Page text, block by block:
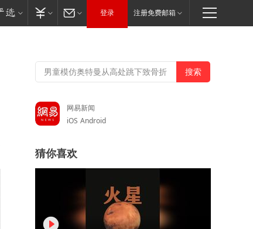
登录 注册免费邮箱
网易新闻
iOS Android
猜你喜欢